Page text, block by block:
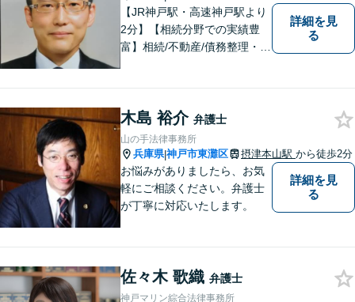
【JR神戸駅・高速神戸駅より
2分】【相続分野での実績豊
富】相続/不動産/債務整理・破
な説明を行うことを心がけて
おります。
詳細を見
る
木島 裕介 弁護士
山の手法律事務所
兵庫県|神戸市東灘区 摂津本山駅 から徒歩2分
お悩みがありましたら、お気
軽にご相談ください。弁護士
が丁寧に対応いたします。
詳細を見
る
佐々木 歌織 弁護士
神戸マリン綜合法律事務所